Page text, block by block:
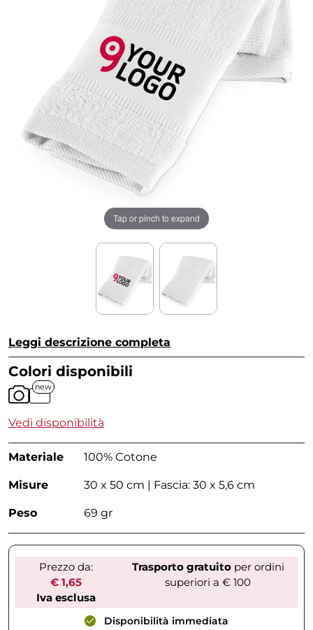
Tap or pinch to expand
Leggi descrizione completa
Colori disponibili
new
Vedi disponibilità
Materiale 100% Cotone
Misure 30 x 50 cm | Fascia: 30 x 5,6 cm
Peso 69 gr
Prezzo da:
€ 1,65
Iva esclusa
Trasporto gratuitoper ordini
superiori a € 100
Disponibilità immediata